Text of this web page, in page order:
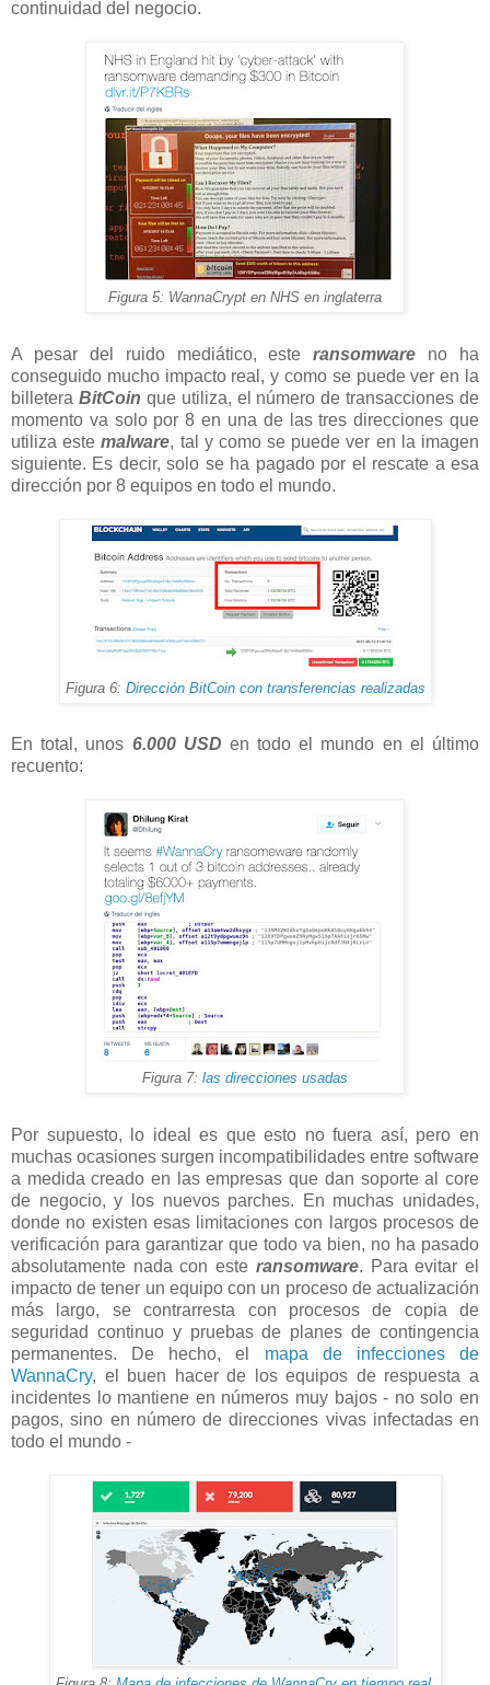
continuidad del negocio.
Figura 5: WannaCrypt en NHS en inglaterra
A pesar del ruido mediático, esteransomware no ha
conseguido mucho impacto real, y como se puede ver en la
billetera BitCoin que utiliza, el número de transacciones de
momento va solo por 8 en una de las tres direcciones que
utiliza este malware, tal y como se puede ver en la imagen
siguiente. Es decir, solo se ha pagado por el rescate a esa
dirección por 8 equipos en todo el mundo.
Figura 6: Dirección BitCoin con transferencias realizadas
En total, unos 6.000 USD en todo el mundo en el último
recuento:
Figura 7: las direcciones usadas
Por supuesto, lo ideal es que esto no fuera así, pero en
muchas ocasiones surgen incompatibilidades entre software
a medida creado en las empresas que dan soporte al core
de negocio, y los nuevos parches. En muchas unidades,
donde no existen esas limitaciones con largos procesos de
verificación para garantizar que todo va bien, no ha pasado
absolutamente nada con este ransomware. Para evitar el
impacto de tener un equipo con un proceso de actualización
más largo, se contrarresta con procesos de copia de
seguridad continuo y pruebas de planes de contingencia
permanentes. De hecho, el mapa de infecciones de
WannaCry, el buen hacer de los equipos de respuesta a
incidentes lo mantiene en números muy bajos - no solo en
pagos, sino en número de direcciones vivas infectadas en
todo el mundo -